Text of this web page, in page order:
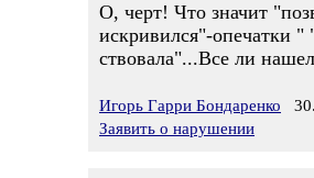
О, черт! Что значит
искривился"-опечатки
ствовала"...Все ли
Игорь Гарри Бондаренко
Заявить о нарушении